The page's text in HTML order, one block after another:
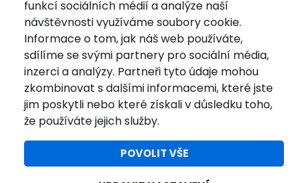
funkcí sociálních médií a analýze naší
návštěvnosti využíváme soubory cookie.
Informace o tom, jak náš web používáte,
sdílíme se svými partnery pro sociální média,
inzerci a analýzy. Partneři tyto údaje mohou
zkombinovat s dalšími informacemi, které jste
jim poskytli nebo které získali v důsledku toho,
že používáte jejich služby.
POVOLIT VŠE
+420 737 278 565
info@hracky-itaspa.cz
INFORMACE O OBCHODU